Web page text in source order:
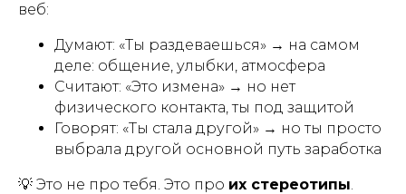
веб:
Думают: «Ты раздеваешься» → на самом
деле: общение, улыбки, атмосфера
Считают: «Это измена» → но нет
физического контакта, ты под защитой
Говорят: «Ты стала другой» → но ты просто
выбрала другой основной путь заработка
💡 Это не про тебя. Это про их стереотипы.